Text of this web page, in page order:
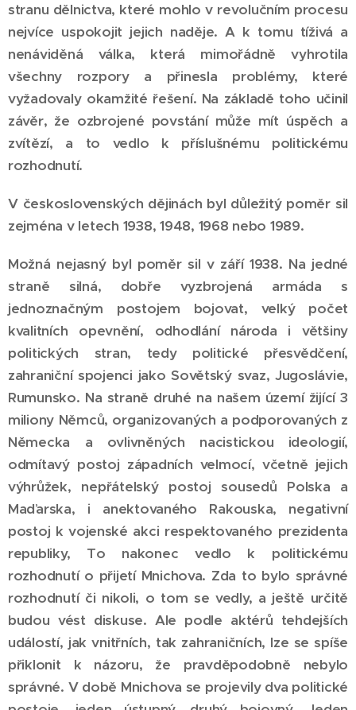
stranu dělnictva, které mohlo v revolučním procesu
nejvíce uspokojit jejich naděje. A k tomu tíživá a
nenáviděná válka, která mimořádně vyhrotila
všechny rozpory a přinesla problémy, které
vyžadovaly okamžité řešení. Na základě toho učinil
závěr, že ozbrojené povstání může mít úspěch a
zvítězí, a to vedlo k příslušnému politickému
rozhodnutí.
V československých dějinách byl důležitý poměr sil
zejména v letech 1938, 1948, 1968 nebo 1989.
Možná nejasný byl poměr sil v září 1938. Na jedné
straně silná, dobře vyzbrojená armáda s
jednoznačným postojem bojovat, velký počet
kvalitních opevnění, odhodlání národa i většiny
politických stran, tedy politické přesvědčení,
zahraniční spojenci jako Sovětský svaz, Jugoslávie,
Rumunsko. Na straně druhé na našem území žijící 3
miliony Němců, organizovaných a podporovaných z
Německa a ovlivněných nacistickou ideologií,
odmítavý postoj západních velmocí, včetně jejich
výhrůžek, nepřátelský postoj sousedů Polska a
Maďarska, i anektovaného Rakouska, negativní
postoj k vojenské akci respektovaného prezidenta
republiky, To nakonec vedlo k politickému
rozhodnutí o přijetí Mnichova. Zda to bylo správné
rozhodnutí či nikoli, o tom se vedly, a ještě určitě
budou vést diskuse. Ale podle aktérů tehdejších
událostí, jak vnitřních, tak zahraničních, lze se spíše
přiklonit k názoru, že pravděpodobně nebylo
správné. V době Mnichova se projevily dva politické